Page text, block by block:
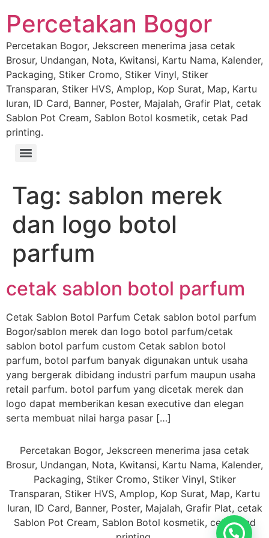
Percetakan Bogor
Percetakan Bogor, Jekscreen menerima jasa cetak
Brosur, Undangan, Nota, Kwitansi, Kartu Nama, Kalender,
Packaging, Stiker Cromo, Stiker Vinyl, Stiker
Transparan, Stiker HVS, Amplop, Kop Surat, Map, Kartu
Iuran, ID Card, Banner, Poster, Majalah, Grafir Plat, cetak
Sablon Pot Cream, Sablon Botol kosmetik, cetak Pad
printing.
Tag: sablon merek
dan logo botol
parfum
cetak sablon botol parfum
Cetak Sablon Botol Parfum Cetak sablon botol parfum
Bogor/sablon merek dan logo botol parfum/cetak
sablon botol parfum custom Cetak sablon botol
parfum, botol parfum banyak digunakan untuk usaha
yang bergerak dibidang industri parfum maupun usaha
retail parfum. botol parfum yang dicetak merek dan
logo dapat memberikan kesan executive dan elegan
serta membuat nilai harga pasar […]
Percetakan Bogor, Jekscreen menerima jasa cetak
Brosur, Undangan, Nota, Kwitansi, Kartu Nama, Kalender,
Packaging, Stiker Cromo, Stiker Vinyl, Stiker
Transparan, Stiker HVS, Amplop, Kop Surat, Map, Kartu
Iuran, ID Card, Banner, Poster, Majalah, Grafir Plat, cetak
Sablon Pot Cream, Sablon Botol kosmetik, cetak Pad